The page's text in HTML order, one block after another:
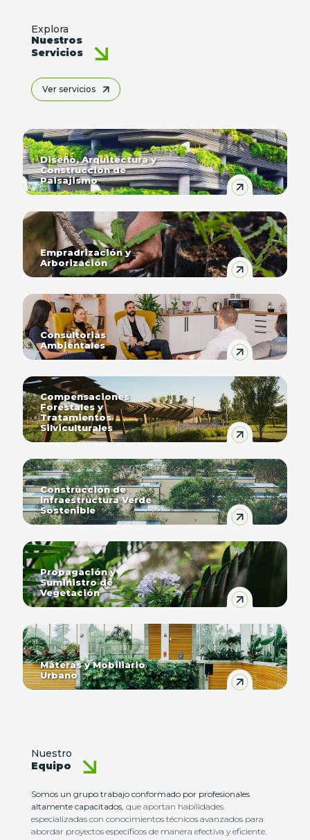
Explora
Nuestros
Servicios
Ver servicios
Diseño, Arquitectura y
Construcción de
Paisajismo
Empradrización y
Arborización
Consultorias
Ambientales
Compensaciones
Forestales y
Tratamientos
Silviculturales
Construcción de
Infraestructura Verde
Sostenible
Propagación y
Suministro de
Vegetación
Materas y Mobiliario
Urbano
Nuestro
Equipo
Somos un grupo trabajo conformado por profesionales
altamente capacitados, que aportan habilidades
especializadas con conocimientos técnicos avanzados para
abordar proyectos específicos de manera efectiva y eficiente.